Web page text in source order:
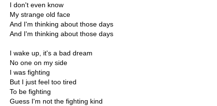
I don't even know
My strange old face
And I'm thinking about those days
And I'm thinking about those days
I wake up, it's a bad dream
No one on my side
I was fighting
But I just feel too tired
To be fighting
Guess I'm not the fighting kind